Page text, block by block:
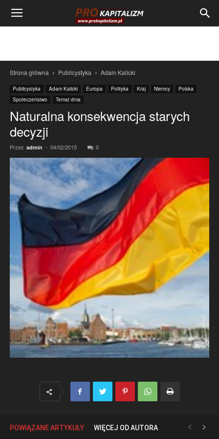
Strona główna Publicystyka Adam Kalicki
Publicystyka Adam Kalicki Europa Polityka Kraj Niemcy
Polska
Społeczeństwo
Temat dnia
Naturalna konsekwencja starych
decyzji
Przez admin - 04/02/2015 0
POWIĄZANE ARTYKUŁY WIĘCEJ OD AUTORA